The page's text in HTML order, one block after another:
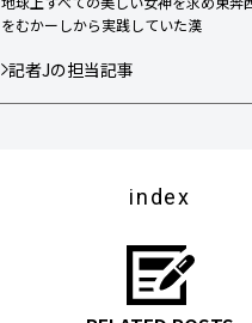
をむかーしから実践していた漢
記者Jの担当記事
index